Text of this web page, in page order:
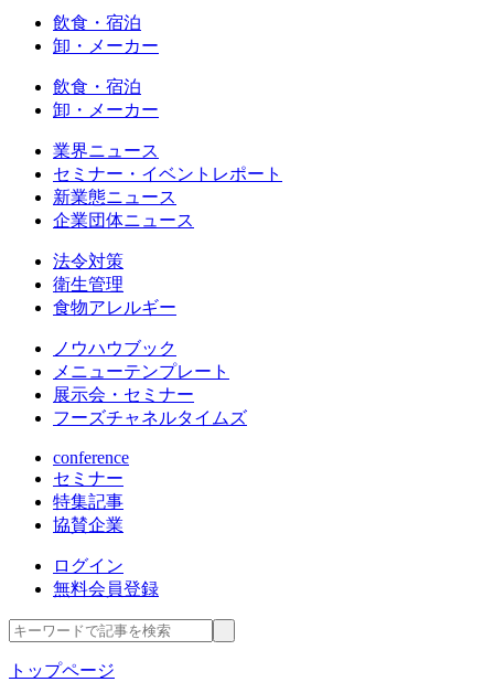
飲食・宿泊
卸・メーカー
飲食・宿泊
卸・メーカー
業界ニュース
セミナー・イベントレポート
新業態ニュース
企業団体ニュース
法令対策
衛生管理
食物アレルギー
ノウハウブック
メニューテンプレート
展示会・セミナー
フーズチャネルタイムズ
conference
セミナー
特集記事
協賛企業
ログイン
無料会員登録
トップページ